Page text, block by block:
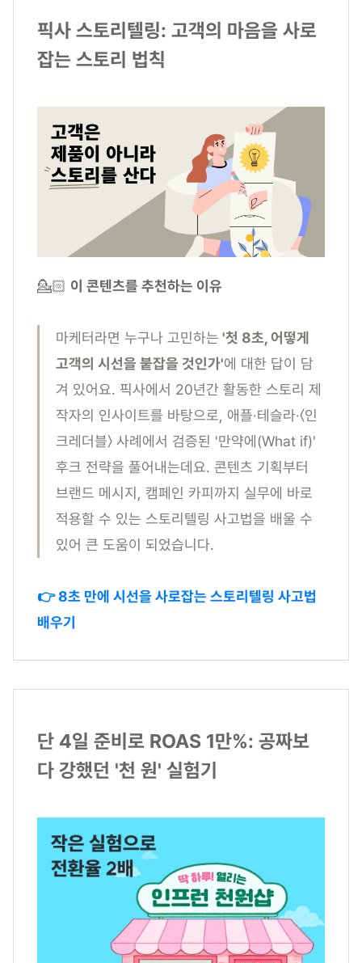
픽사 스토리텔링: 고객의 마음을 사로
잡는 스토리 법칙
💁🏻 이 콘텐츠를 추천하는 이유
마케터라면 누구나 고민하는 '첫 8초, 어떻게
고객의 시선을 붙잡을 것인가'에 대한 답이 담
겨 있어요. 픽사에서 20년간 활동한 스토리 제
작자의 인사이트를 바탕으로, 애플·테슬라·〈인
크레더블〉 사례에서 검증된 '만약에(What if)'
후크 전략을 풀어내는데요. 콘텐츠 기획부터
브랜드 메시지, 캠페인 카피까지 실무에 바로
적용할 수 있는 스토리텔링 사고법을 배울 수
있어 큰 도움이 되었습니다.
👉 8초 만에 시선을 사로잡는 스토리텔링 사고법
배우기
단 4일 준비로 ROAS 1만%: 공짜보
다 강했던 '천 원' 실험기